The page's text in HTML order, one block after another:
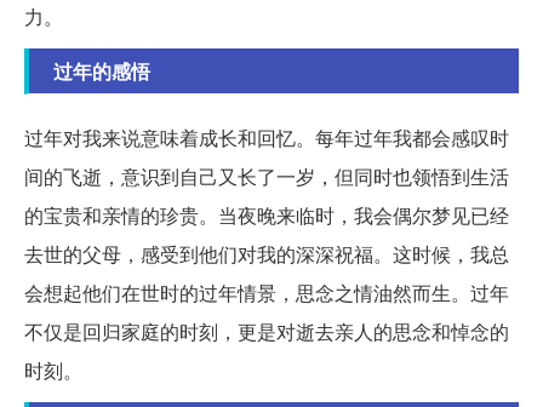
力。
过年的感悟
过年对我来说意味着成长和回忆。每年过年我都会感叹时
间的飞逝，意识到自己又长了一岁，但同时也领悟到生活
的宝贵和亲情的珍贵。当夜晚来临时，我会偶尔梦见已经
去世的父母，感受到他们对我的深深祝福。这时候，我总
会想起他们在世时的过年情景，思念之情油然而生。过年
不仅是回归家庭的时刻，更是对逝去亲人的思念和悼念的
时刻。